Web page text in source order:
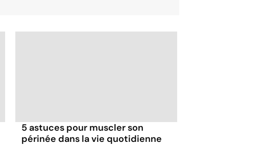
5 astuces pour muscler son
périnée dans la vie quotidienne